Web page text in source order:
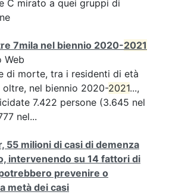
C mirato a quei gruppi di
7mila nel biennio 2020-2021
Web
di morte, tra i residenti di età
oltre, nel biennio 2020-2021...,
7.422 persone (3.645 nel
nel...
55 milioni di casi di demenza
intervenendo su 14 fattori di
prevenire o
metà dei casi